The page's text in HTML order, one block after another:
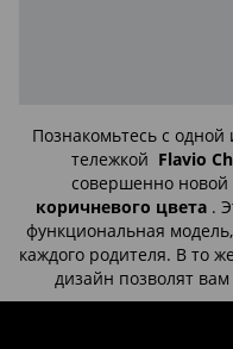
Познакомьтесь с
тележкой Flavio
совершенно
коричневого цвета .
функциональная
каждого родителя. В то
дизайн позволят